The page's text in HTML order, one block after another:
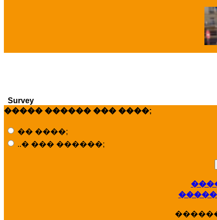
Survey
����� ������ ��� ����;
�� ����;
..� ��� ������;